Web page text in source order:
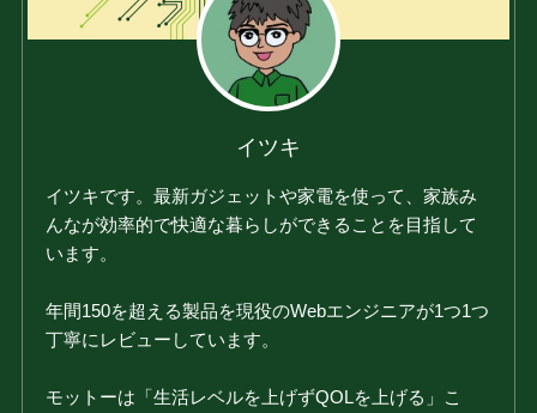
イツキ
イツキです。最新ガジェットや家電を使って、家族み
んなが効率的で快適な暮らしができることを目指して
います。
年間150を超える製品を現役のWebエンジニアが1つ1つ
丁寧にレビューしています。
モットーは「生活レベルを上げずQOLを上げる」こ